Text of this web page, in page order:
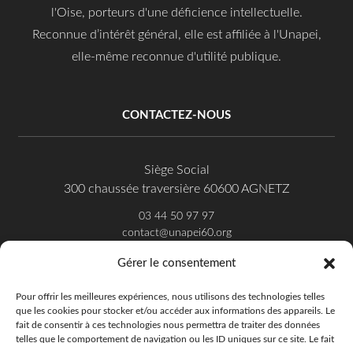
Gérer le consentement
Pour offrir les meilleures expériences, nous utilisons des technologies telles
que les cookies pour stocker et/ou accéder aux informations des appareils. Le
fait de consentir à ces technologies nous permettra de traiter des données
telles que le comportement de navigation ou les ID uniques sur ce site. Le fait
l'Oise, porteurs d'une déficience intellectuelle.
Reconnue d’intérêt général, elle est affiliée à l'Unapei,
elle-même reconnue d'utilité publique.
CONTACTEZ-NOUS
Siège Social
300 chaussée traversière 60600 AGNETZ
03 44 50 97 97
contact@unapei60.org